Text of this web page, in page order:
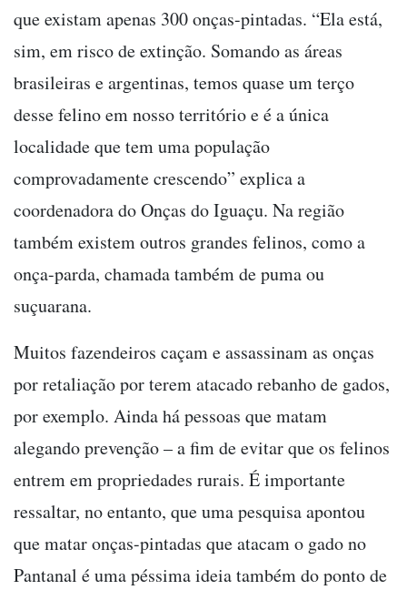
que existam apenas 300 onças-pintadas. “Ela está,
sim, em risco de extinção. Somando as áreas
brasileiras e argentinas, temos quase um terço
desse felino em nosso território e é a única
localidade que tem uma população
comprovadamente crescendo” explica a
coordenadora do Onças do Iguaçu. Na região
também existem outros grandes felinos, como a
onça-parda, chamada também de puma ou
suçuarana.
Muitos fazendeiros caçam e assassinam as onças
por retaliação por terem atacado rebanho de gados,
por exemplo. Ainda há pessoas que matam
alegando prevenção – a fim de evitar que os felinos
entrem em propriedades rurais. É importante
ressaltar, no entanto, que uma pesquisa apontou
que matar onças-pintadas que atacam o gado no
Pantanal é uma péssima ideia também do ponto de